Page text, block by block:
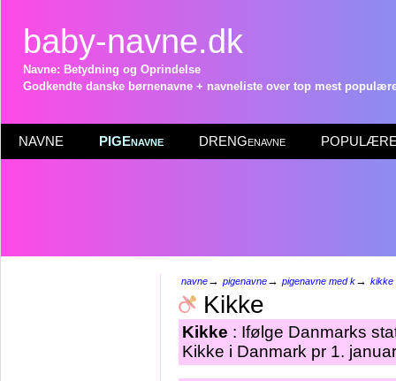
baby-navne.dk
Navne: Betydning og Oprindelse
Godkendte danske børnenavne + navneliste over top mest
NAVNE PIGEnavne DRENGenavne POPULÆRE
navne→ pigenavne→ pigenavne med k→ kikke
Kikke
Kikke : Ifølge Danmarks
Kikke i Danmark pr 1.